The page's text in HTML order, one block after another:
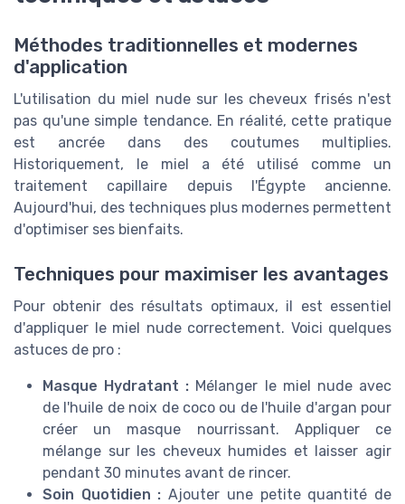
Méthodes traditionnelles et modernes
d'application
L'utilisation du miel nude sur les cheveux frisés n'est
pas qu'une simple tendance. En réalité, cette pratique
est ancrée dans des coutumes multiplies.
Historiquement, le miel a été utilisé comme un
traitement capillaire depuis l'Égypte ancienne.
Aujourd'hui, des techniques plus modernes permettent
d'optimiser ses bienfaits.
Techniques pour maximiser les avantages
Pour obtenir des résultats optimaux, il est essentiel
d'appliquer le miel nude correctement. Voici quelques
astuces de pro :
Masque Hydratant : Mélanger le miel nude avec
de l'huile de noix de coco ou de l'huile d'argan pour
créer un masque nourrissant. Appliquer ce
mélange sur les cheveux humides et laisser agir
pendant 30 minutes avant de rincer.
Soin Quotidien : Ajouter une petite quantité de